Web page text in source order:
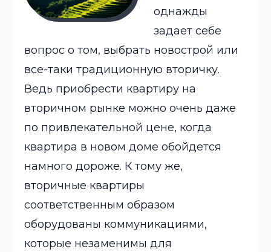
однажды
задает себе
вопрос о том, выбрать новострой или
все-таки традиционную вторичку.
Ведь приобрести квартиру на
вторичном рынке можно очень даже
по привлекательной цене, когда
квартира в новом доме обойдется
намного дороже. К тому же,
вторичные квартиры
соответственным образом
оборудованы коммуникациями,
которые незаменимы для